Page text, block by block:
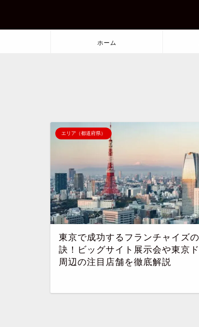
ホーム
エリア（都道府県）
東京で成功するフランチャイズ
訣！ビッグサイト展示会や東京
周辺の注目店舗を徹底解説